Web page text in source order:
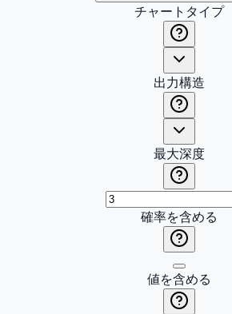
チャートタイプ
出力構造
最大深度
確率を含める
値を含める